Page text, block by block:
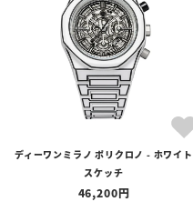
ディーワンミラノ ポリクロノ - ホワイト
スケッチ
46,200